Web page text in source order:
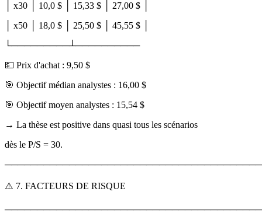
│ x30 │ 10,0 $ │ 15,33 $ │ 27,00 $ │
│ x50 │ 18,0 $ │ 25,50 $ │ 45,55 $ │
└─────────┴──────────
💵 Prix d'achat : 9,50 $
🎯 Objectif médian analystes : 16,00 $
🎯 Objectif moyen analystes : 15,54 $
→ La thèse est positive dans quasi tous les scénarios
dès le P/S = 30.
⚠️ 7. FACTEURS DE RISQUE